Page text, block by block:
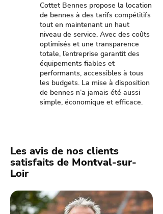
Cottet Bennes propose la location
de bennes à des tarifs compétitifs
tout en maintenant un haut
niveau de service. Avec des coûts
optimisés et une transparence
totale, l’entreprise garantit des
équipements fiables et
performants, accessibles à tous
les budgets. La mise à disposition
de bennes n’a jamais été aussi
simple, économique et efficace.
Les avis de nos clients
satisfaits de Montval-sur-
Loir